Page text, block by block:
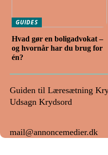
GUIDES
Hvad gør en boligadvokat –
og hvornår har du brug for
én?
Guiden til Læresætning
Udsagn Krydsord
mail@annoncemedier.dk